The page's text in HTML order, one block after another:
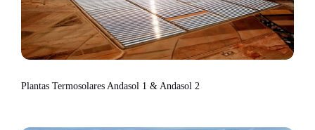
Plantas Termosolares Andasol 1 & Andasol 2